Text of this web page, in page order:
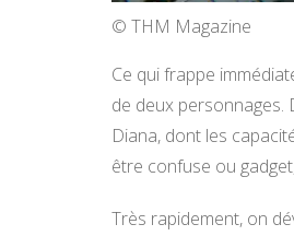
© THM Magazine
Ce qui frappe
de deux personnages.
Diana, dont les
être confuse ou
Très rapidement, on